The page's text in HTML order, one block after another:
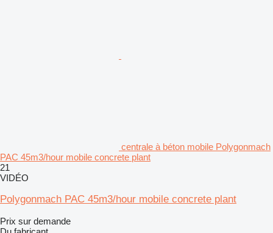
centrale à béton mobile Polygonmach
PAC 45m3/hour mobile concrete plant
21
VIDÉO
Polygonmach PAC 45m3/hour mobile concrete plant
Prix sur demande